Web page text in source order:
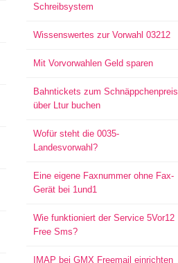
Schreibsystem
Wissenswertes zur Vorwahl 03212
Mit Vorvorwahlen Geld sparen
Bahntickets zum Schnäppchenpreis
über Ltur buchen
Wofür steht die 0035-
Landesvorwahl?
Eine eigene Faxnummer ohne Fax-
Gerät bei 1und1
Wie funktioniert der Service 5Vor12
Free Sms?
IMAP bei GMX Freemail einrichten